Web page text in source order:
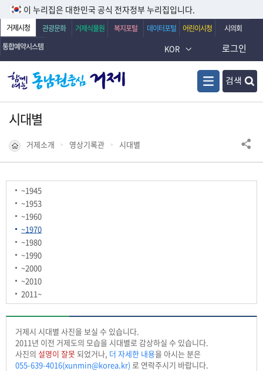
이 누리집은 대한민국 공식 전자정부 누리집입니다.
거제시청 관광문화 거제식물원 복지포털 데이터포털 어린이시청
시의회
통합예약시스템
KOR
검색
로그인
시대별
거제소개 영상기록관 시대별
~1945
~1953
~1960
~1970
~1980
~1990
~2000
~2010
2011~
거제시 시대별 사진을 보실 수 있습니다.
2011년 이전 거제도의 모습을 시대별로 감상하실 수 있습니다.
사진의 설명이 잘못 되었거나, 더 자세한 내용을 아시는 분은
055-639-4016(xunmin@korea.kr)로 연락주시기 바랍니다.